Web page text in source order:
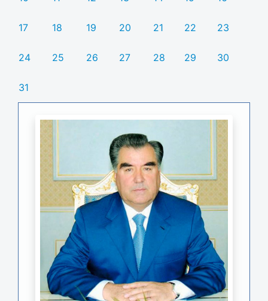
17 18 19 20 21 22 23
24 25 26 27 28 29 30
31